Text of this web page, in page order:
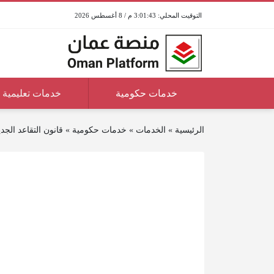
3:01:43 م / 8 أغسطس 2026
خدمات حكومية خدمات تعليمية
الرئيسية » الخدمات » خدمات حكومية » قانون التقاعد